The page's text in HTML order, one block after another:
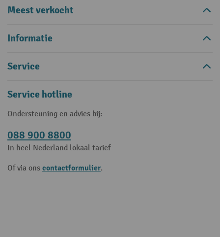
Meest verkocht
Informatie
Service
Service hotline
Ondersteuning en advies bij:
088 900 8800
In heel Nederland lokaal tarief
Of via ons contactformulier.